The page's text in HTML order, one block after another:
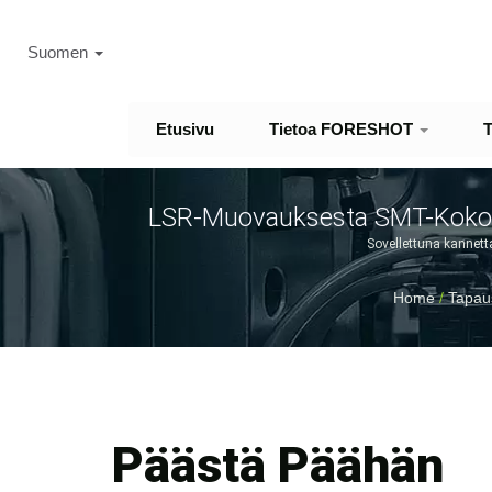
Etusivu Tietoa FORESHOT
Suomen
LSR-Muovauksesta SMT-
Globaaleille Lääketieteellisille
Sovellettuna
Home /
Päästä Päähän